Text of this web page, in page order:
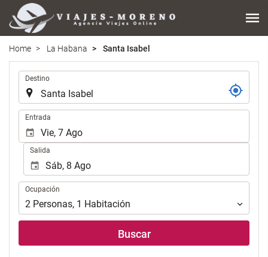
Home La Habana Santa Isabel
Introduzca
lugar
de
destino
en
que
realizar
búsqueda
de
Destino
Introduzca
las
fechas
inicio
fin
para
realizar
Entrada
Salida
Ocupación
Ocupación
2 Personas, 1 Habitación
Buscar